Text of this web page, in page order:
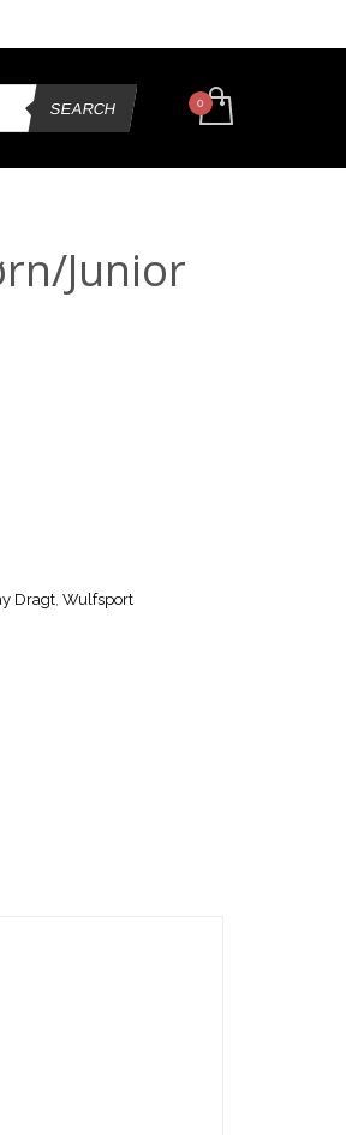
SEARCH
Junior
Dragt, Wulfsport